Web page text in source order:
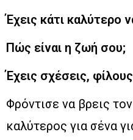
Έχεις κάτι καλύτερο
Πώς είναι η ζωή σου;
Έχεις σχέσεις,
Φρόντισε να βρεις
καλύτερος για σένα